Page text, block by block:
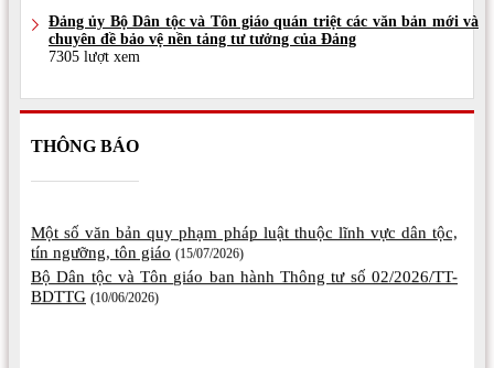
Đảng ủy Bộ Dân tộc và Tôn giáo quán triệt các văn bản mới và
chuyên đề bảo vệ nền tảng tư tưởng của Đảng
7305 lượt xem
THÔNG BÁO
tín ngưỡng, tôn giáo (15/07/2026)
Bộ Dân tộc và Tôn giáo ban hành Thông tư số 02/2026/TT-
BDTTG (10/06/2026)